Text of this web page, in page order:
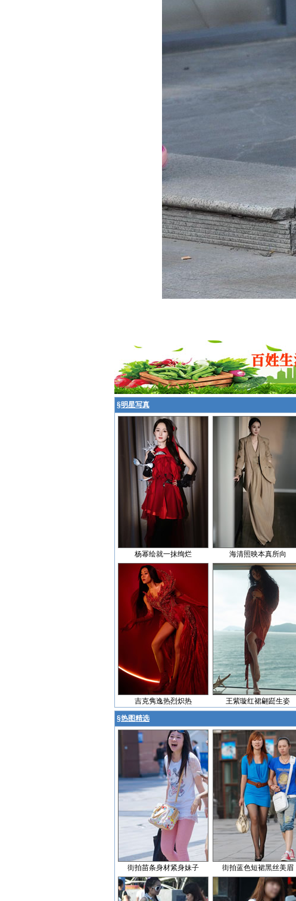
§明星写真
杨幂绘就一抹绚烂 海清照映本真所向
吉克隽逸热烈炽热 王紫璇红裙翩跹生姿
§热图精选
街拍苗条身材紧身妹子 街拍蓝色短裙黑丝美眉